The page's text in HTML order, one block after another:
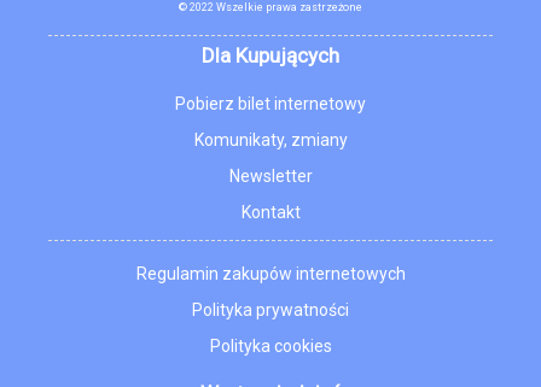
© 2022 Wszelkie prawa zastrzeżone
Dla Kupujących
Pobierz bilet internetowy
Komunikaty, zmiany
Newsletter
Kontakt
Regulamin zakupów internetowych
Polityka prywatności
Polityka cookies